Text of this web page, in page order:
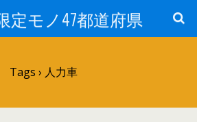
定モノ47都道府県
Tags › 人力車